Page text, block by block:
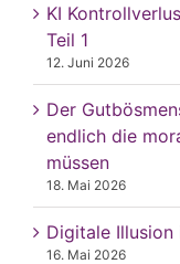
KI
Teil 1
12. Juni 2026
Der
endlich die
müssen
18. Mai 2026
Digitale Illusion
16. Mai 2026